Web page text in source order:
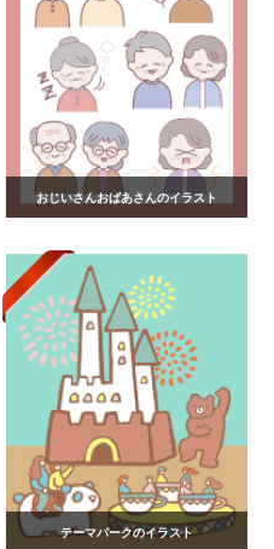
おじいさんおばあさんのイラスト
テーマパークのイラスト